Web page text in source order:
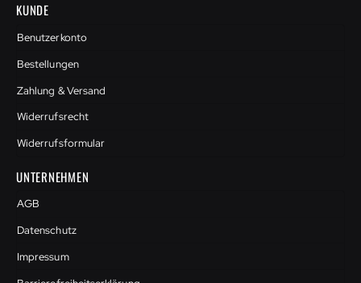
KUNDE
Benutzerkonto
Bestellungen
Zahlung & Versand
Widerrufsrecht
Widerrufsformular
UNTERNEHMEN
AGB
Datenschutz
Impressum